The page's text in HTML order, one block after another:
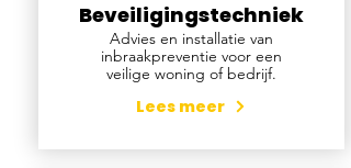
Beveiligingstechniek
Advies en installatie van
inbraakpreventie voor een
veilige woning of bedrijf.
Lees meer